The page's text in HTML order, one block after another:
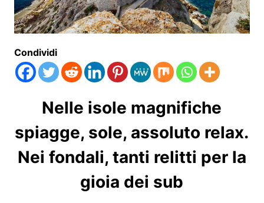
Condividi
Nelle isole magnifiche
spiagge, sole, assoluto relax.
Nei fondali, tanti relitti per la
gioia dei sub